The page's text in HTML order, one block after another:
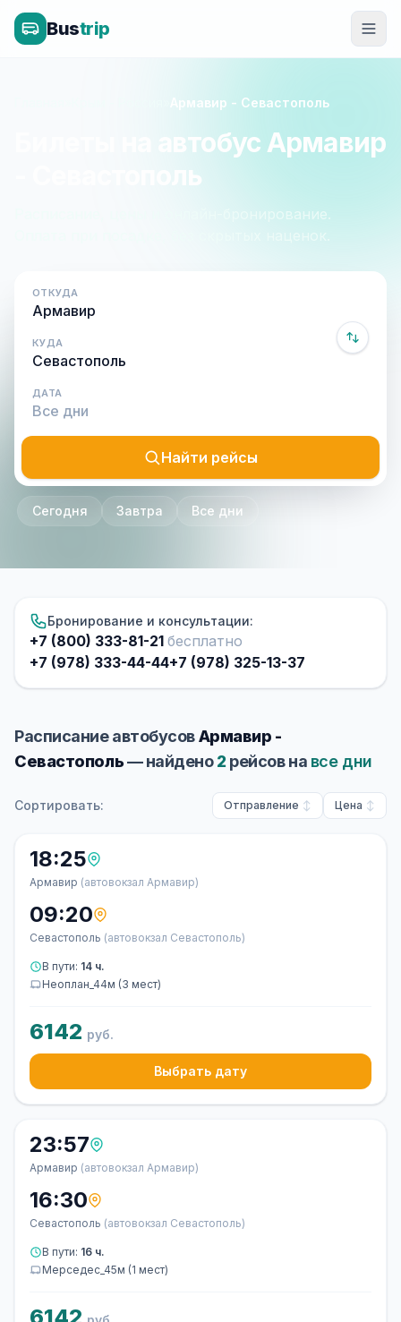
Bustrip
Армавир - Севастополь
Билеты на автобус Армавир
- Севастополь
Расписание, цены и онлайн-бронирование.
Оплата при посадке, без скрытых наценок.
ОТКУДА
КУДА
ДАТА
Найти рейсы
Сегодня Завтра Все дни
Бронирование и консультации:
+7 (800) 333-81-21 бесплатно
+7 (978) 333-44-44+7 (978) 325-13-37
Расписание автобусовАрмавир -
Севастополь— найдено2рейсов на все дни
Сортировать: Отправление Цена
18:25
Армавир (автовокзал Армавир)
09:20
Севастополь (автовокзал Севастополь)
В пути: 14 ч.
Неоплан_44м (3 мест)
6142 руб.
Выбрать дату
23:57
Армавир (автовокзал Армавир)
16:30
Севастополь (автовокзал Севастополь)
В пути: 16 ч.
Мерседес_45м (1 мест)